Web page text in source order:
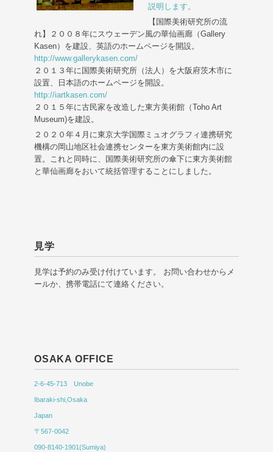
説明します。
【国際美術研究所の流
れ】２００８年にスウェーデン風の華仙画廊（Gallery
Kasen）を建設、英語のホームページを開設。
http://www.gallerykasen.com/
２０１３年に国際美術研究所（法人）を大阪府茨木市に
設置、日本語のホームページを開設。
http://iartkasen.com/
２０１５年に古民家を改造した東方美術館（Toho Art
Museum)を建設。
２０２０年４月に東京大学国際ミュオグラフィ連携研究
機構の岡山地区社会連携センターを東方美術館内に設
置。これと同時に、国際美術研究所の傘下に東方美術館
と華仙画廊をおいて統括管理することにしました。
見学
見学は予約のみ受け付けています。 お問い合わせからメ
ールか、携帯電話にて連絡ください。
OSAKA OFFICE
2-6-45-713 Unobe
Ibaraki-shi,Osaka
Japan
〒567-0042
090-8140-1901(Sumiya)